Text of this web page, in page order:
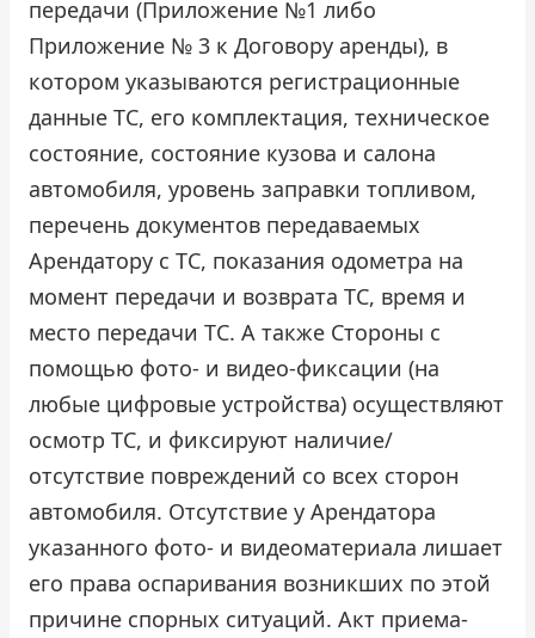
передачи (Приложение №1 либо
Приложение № 3 к Договору аренды), в
котором указываются регистрационные
данные ТС, его комплектация, техническое
состояние, состояние кузова и салона
автомобиля, уровень заправки топливом,
перечень документов передаваемых
Арендатору с ТС, показания одометра на
момент передачи и возврата ТС, время и
место передачи ТС. А также Стороны с
помощью фото- и видео-фиксации (на
любые цифровые устройства) осуществляют
осмотр ТС, и фиксируют наличие/
отсутствие повреждений со всех сторон
автомобиля. Отсутствие у Арендатора
указанного фото- и видеоматериала лишает
его права оспаривания возникших по этой
причине спорных ситуаций. Акт приема-